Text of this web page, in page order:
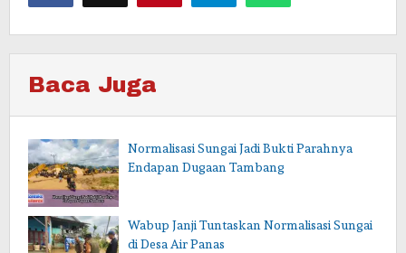
Baca Juga
Normalisasi Sungai Jadi Bukti Parahnya
Endapan Dugaan Tambang
Wabup Janji Tuntaskan Normalisasi Sungai
di Desa Air Panas